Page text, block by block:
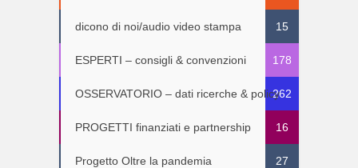
dicono di noi/audio video stampa 15
ESPERTI – consigli & convenzioni 178
OSSERVATORIO – dati ricerche & policy262
PROGETTI finanziati e partnership 16
Progetto Oltre la pandemia 27